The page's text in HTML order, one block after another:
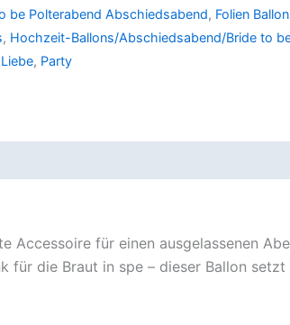
be Polterabend Abschiedsabend, Folien
, Hochzeit-Ballons/Abschiedsabend/Bride to
, Party
Accessoire für einen ausgelassenen
für die Braut in spe – dieser Ballon setzt